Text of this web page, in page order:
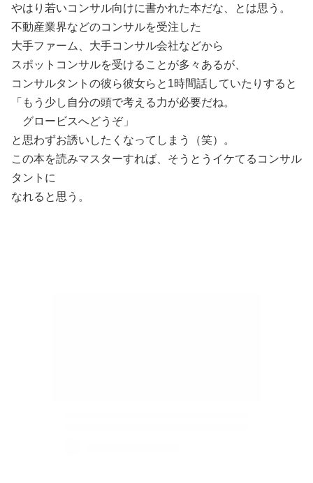
やはり若いコンサル向けに書かれた本だな、とは思う。
不動産業界などのコンサルを受注した
大手ファーム、大手コンサル会社などから
スポットコンサルを受けることが多々あるが、
コンサルタントの彼ら彼女らと1時間話していたりすると
「もう少し自分の頭で考える力が必要だね。
グロービスへどうぞ」
と思わずお誘いしたくなってしまう（笑）。
この本を読みマスターすれば、そうとうイケてるコンサル
タントに
なれると思う。